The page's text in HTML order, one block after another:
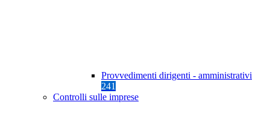
Provvedimenti dirigenti - amministrativi
241
Controlli sulle imprese